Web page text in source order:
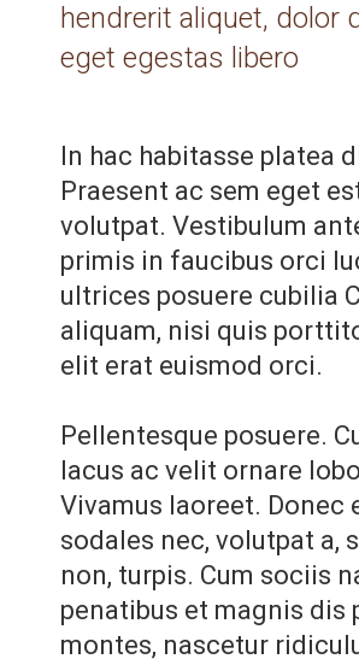
hendrerit aliquet, dolor
eget egestas libero
In hac habitasse platea
Praesent ac sem eget
volutpat. Vestibulum
primis in faucibus orci
ultrices posuere cubilia
aliquam, nisi quis
elit erat euismod orci.
Pellentesque posuere.
lacus ac velit ornare
Vivamus laoreet. Donec
sodales nec, volutpat a,
non, turpis. Cum sociis
penatibus et magnis dis
montes, nascetur